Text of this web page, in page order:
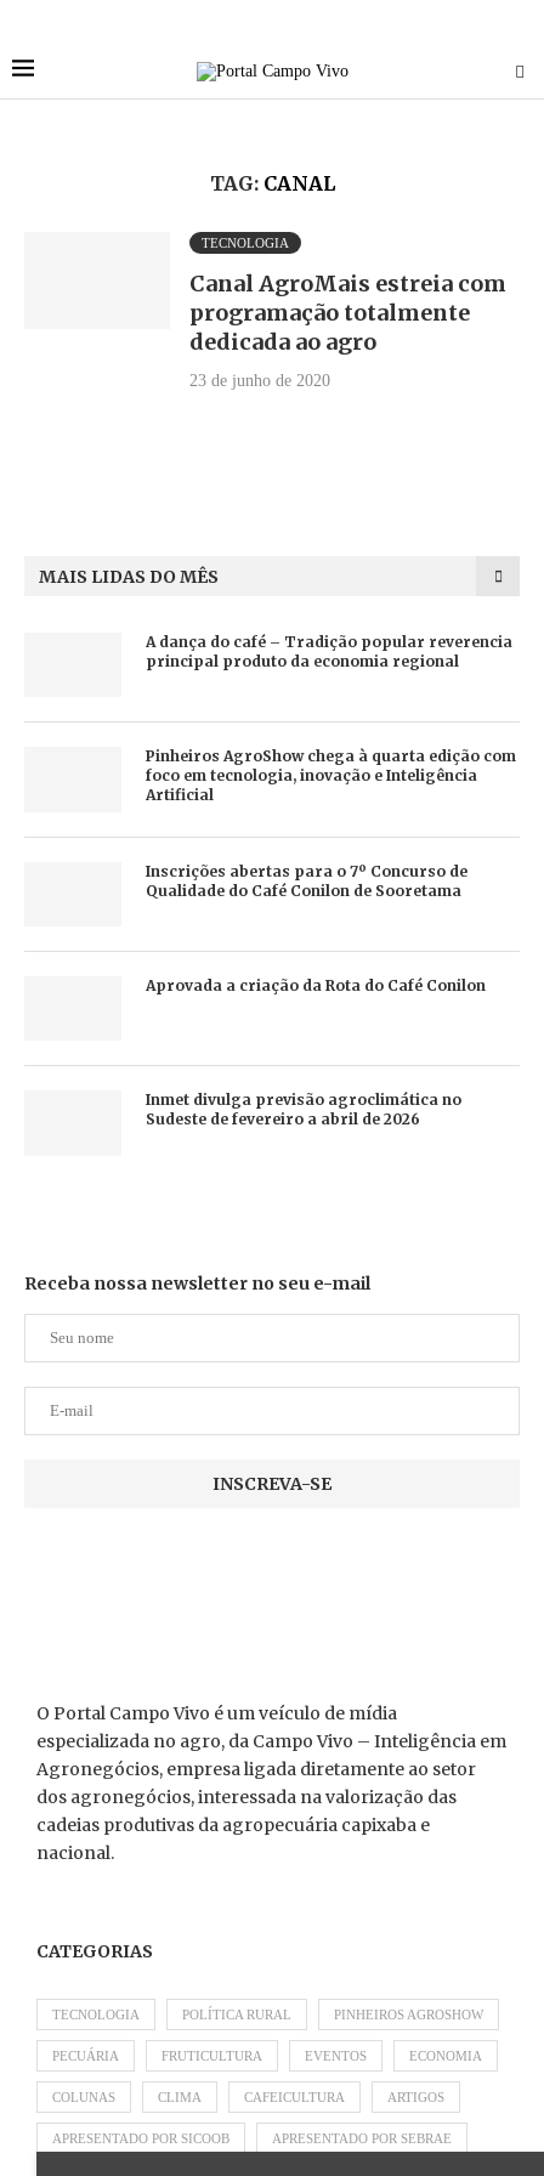
TAG: CANAL
TECNOLOGIA
Canal AgroMais estreia com
programação totalmente
dedicada ao agro
23 de junho de 2020
MAIS LIDAS DO MÊS
A dança do café – Tradição popular reverencia
principal produto da economia regional
Pinheiros AgroShow chega à quarta edição com
foco em tecnologia, inovação e Inteligência
Artificial
Inscrições abertas para o 7º Concurso de
Qualidade do Café Conilon de Sooretama
Aprovada a criação da Rota do Café Conilon
Inmet divulga previsão agroclimática no
Sudeste de fevereiro a abril de 2026
Receba nossa newsletter no seu e-mail
O Portal Campo Vivo é um veículo de mídia
especializada no agro, da Campo Vivo – Inteligência em
Agronegócios, empresa ligada diretamente ao setor
dos agronegócios, interessada na valorização das
cadeias produtivas da agropecuária capixaba e
nacional.
CATEGORIAS
TECNOLOGIA POLÍTICA RURAL PINHEIROS AGROSHOW
PECUÁRIA FRUTICULTURA EVENTOS ECONOMIA
COLUNAS CLIMA CAFEICULTURA ARTIGOS
APRESENTADO POR SICOOB APRESENTADO POR SEBRAE